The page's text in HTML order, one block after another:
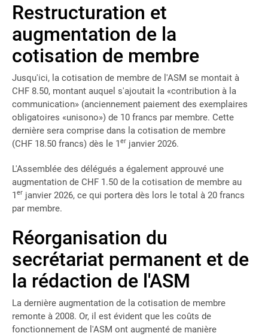
Restructuration et
augmentation de la
cotisation de membre
Jusqu'ici, la cotisation de membre de l'ASM se montait à
CHF 8.50, montant auquel s'ajoutait la «contribution à la
communication» (anciennement paiement des exemplaires
obligatoires «unisono») de 10 francs par membre. Cette
dernière sera comprise dans la cotisation de membre
(CHF 18.50 francs) dès le 1er janvier 2026.
L'Assemblée des délégués a également approuvé une
augmentation de CHF 1.50 de la cotisation de membre au
1er janvier 2026, ce qui portera dès lors le total à 20 francs
par membre.
Réorganisation du
secrétariat permanent et de
la rédaction de l'ASM
La dernière augmentation de la cotisation de membre
remonte à 2008. Or, il est évident que les coûts de
fonctionnement de l'ASM ont augmenté de manière